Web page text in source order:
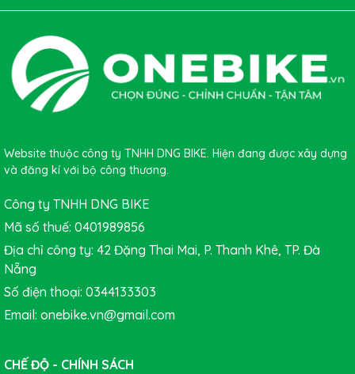
Website thuộc công ty TNHH DNG BIKE. Hiện đang được xây dựng
và đăng kí với bộ công thương.
Công ty TNHH DNG BIKE
Mã số thuế: 0401989856
Địa chỉ công ty: 42 Đặng Thai Mai, P. Thanh Khê, TP. Đà
Nẵng
Số điện thoại: 0344133303
Email: onebike.vn@gmail.com
CHẾ ĐỘ - CHÍNH SÁCH